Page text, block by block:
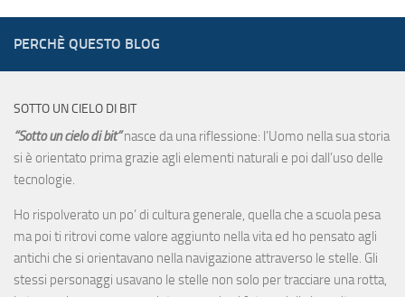
PERCHÈ QUESTO BLOG
SOTTO UN CIELO DI BIT
“Sotto un cielo di bit”nasce da una riflessione: l’Uomo nella sua storia
si è orientato prima grazie agli elementi naturali e poi dall’uso delle
tecnologie.
Ho rispolverato un po’ di cultura generale, quella che a scuola pesa
ma poi ti ritrovi come valore aggiunto nella vita ed ho pensato agli
antichi che si orientavano nella navigazione attraverso le stelle. Gli
stessi personaggi usavano le stelle non solo per tracciare una rotta,